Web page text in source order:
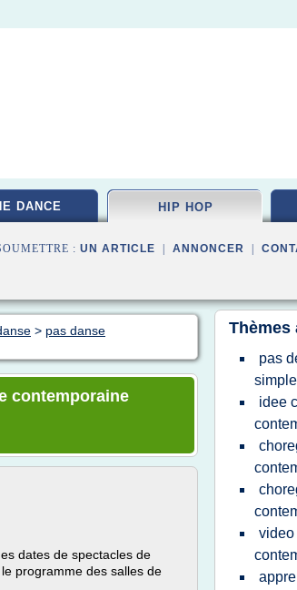
DANCE HIP HOP
: UN ARTICLE ANNONCER
> pas danse
contemporaine
dates de spectacles de
programme des salles de
Thèmes
pas
simple
idee
video